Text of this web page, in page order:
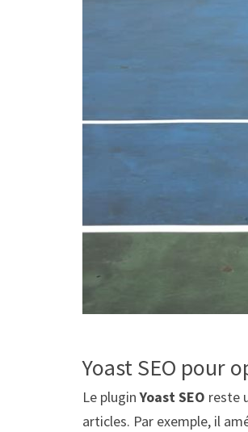
Yoast SEO pour
Le pluginYoast SEO reste
articles. Par exemple, il